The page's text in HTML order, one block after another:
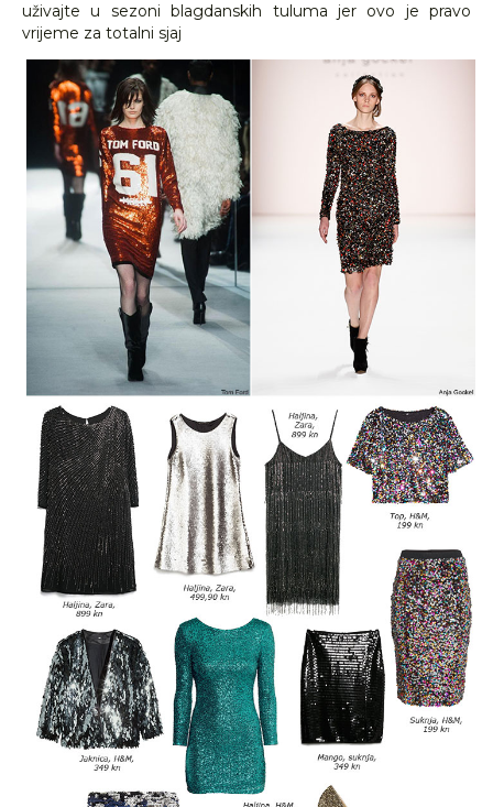
uživajte u sezoni blagdanskih tuluma jer ovo je pravo
vrijeme za totalni sjaj